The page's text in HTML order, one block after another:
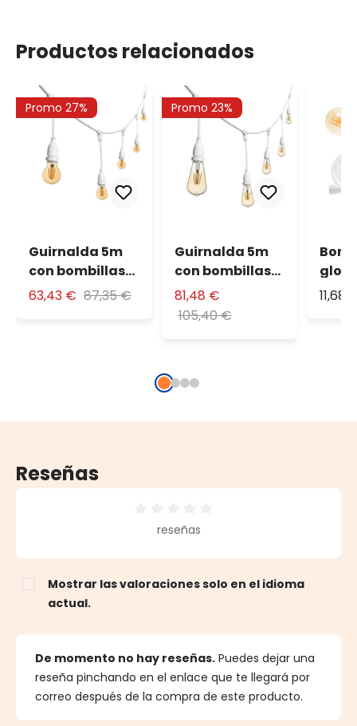
Productos relacionados
Promo 27%
Guirnalda 5m
con bombillas
led colgantes
63,43 € 87,35 €
Promo 23%
Guirnalda 5m
con bombillas
led colgantes
de 4W Edison Ø
81,48 €
105,40 €
11,68
Reseñas
Calificación promedio de 0 de 5 estrellas
reseñas
Mostrar las valoraciones solo en el idioma
actual.
De momento no hay reseñas. Puedes dejar una
reseña pinchando en el enlace que te llegará por
correo después de la compra de este producto.